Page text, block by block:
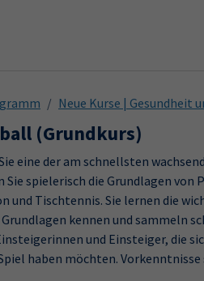
Neue Kurse | Gesundheit
(Grundkurs)
eine der am schnellsten
Sie spielerisch die Grundlagen von
und Tischtennis. Sie lernen die
kennen und sammeln
und Einsteiger, die
haben möchten.